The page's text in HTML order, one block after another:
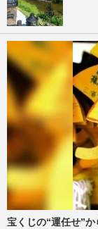
宝くじの“運任せ”